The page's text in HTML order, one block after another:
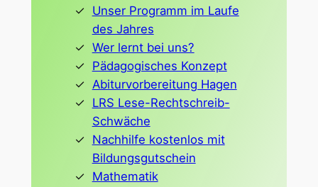
Unser Programm im Laufe
des Jahres
Wer lernt bei uns?
Pädagogisches Konzept
Abiturvorbereitung Hagen
LRS Lese-Rechtschreib-
Schwäche
Nachhilfe kostenlos mit
Bildungsgutschein
Mathematik